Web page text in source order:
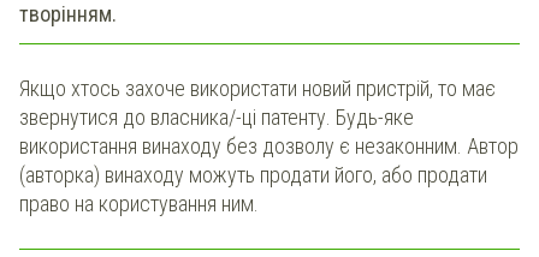
творінням.
Якщо хтось захоче використати новий пристрій, то має
звернутися до власника/-ці патенту. Будь-яке
використання винаходу без дозволу є незаконним. Автор
(авторка) винаходу можуть продати його, або продати
право на користування ним.